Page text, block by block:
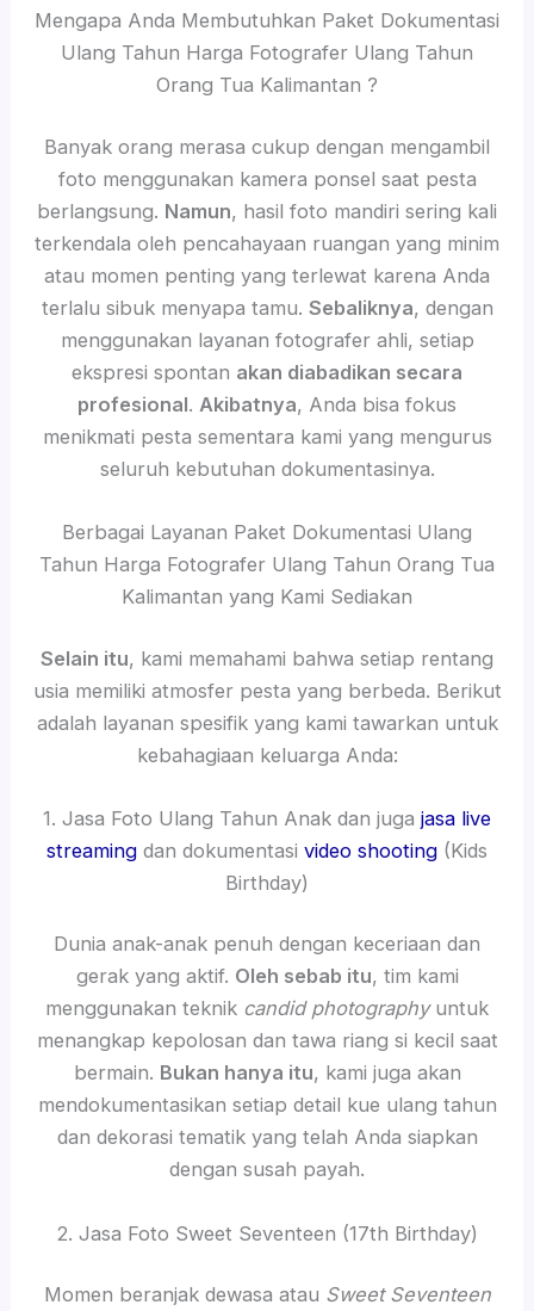
Mengapa Anda Membutuhkan Paket Dokumentasi
Ulang Tahun Harga Fotografer Ulang Tahun
Orang Tua Kalimantan ?
Banyak orang merasa cukup dengan mengambil
foto menggunakan kamera ponsel saat pesta
berlangsung. Namun, hasil foto mandiri sering kali
terkendala oleh pencahayaan ruangan yang minim
atau momen penting yang terlewat karena Anda
terlalu sibuk menyapa tamu. Sebaliknya, dengan
menggunakan layanan fotografer ahli, setiap
ekspresi spontan akan diabadikan secara
profesional. Akibatnya, Anda bisa fokus
menikmati pesta sementara kami yang mengurus
seluruh kebutuhan dokumentasinya.
Berbagai Layanan Paket Dokumentasi Ulang
Tahun Harga Fotografer Ulang Tahun Orang Tua
Kalimantan yang Kami Sediakan
Selain itu, kami memahami bahwa setiap rentang
usia memiliki atmosfer pesta yang berbeda. Berikut
adalah layanan spesifik yang kami tawarkan untuk
kebahagiaan keluarga Anda:
1. Jasa Foto Ulang Tahun Anak dan juga jasa live
streaming dan dokumentasi video shooting (Kids
Birthday)
Dunia anak-anak penuh dengan keceriaan dan
gerak yang aktif. Oleh sebab itu, tim kami
menggunakan teknik candid photographyuntuk
menangkap kepolosan dan tawa riang si kecil saat
bermain. Bukan hanya itu, kami juga akan
mendokumentasikan setiap detail kue ulang tahun
dan dekorasi tematik yang telah Anda siapkan
dengan susah payah.
2. Jasa Foto Sweet Seventeen (17th Birthday)
Momen beranjak dewasa atau Sweet Seventeen